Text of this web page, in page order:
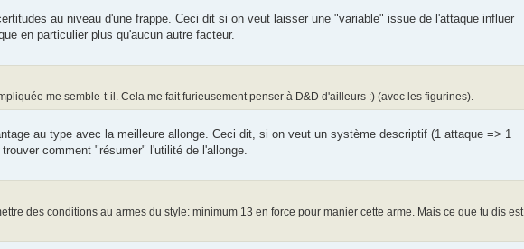
au niveau d'une frappe. Ceci dit si on veut laisser une "variable" issue de l'attaque influer
en particulier plus qu'aucun autre facteur.
me semble-t-il. Cela me fait furieusement penser à D&D d'ailleurs :) (avec les figurines).
au type avec la meilleure allonge. Ceci dit, si on veut un système descriptif (1 attaque => 1
comment "résumer" l'utilité de l'allonge.
des conditions au armes du style: minimum 13 en force pour manier cette arme. Mais ce que tu dis est